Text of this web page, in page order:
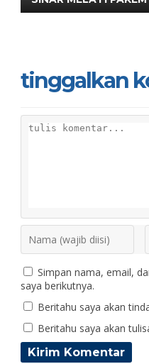
tinggalkan
Simpan nama, email,
saya berikutnya.
Beritahu saya akan
Beritahu saya akan